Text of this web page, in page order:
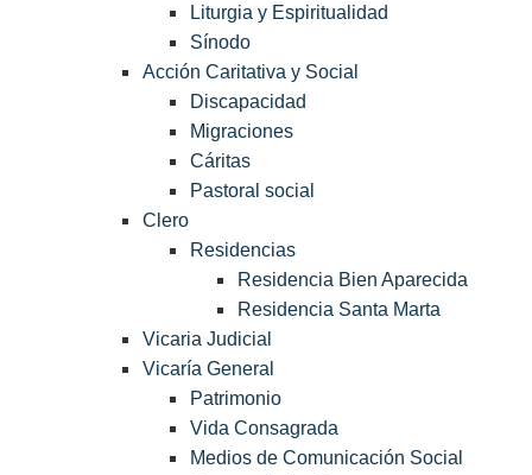
Liturgia y Espiritualidad
Sínodo
Acción Caritativa y Social
Discapacidad
Migraciones
Cáritas
Pastoral social
Clero
Residencias
Residencia Bien Aparecida
Residencia Santa Marta
Vicaria Judicial
Vicaría General
Patrimonio
Vida Consagrada
Medios de Comunicación Social